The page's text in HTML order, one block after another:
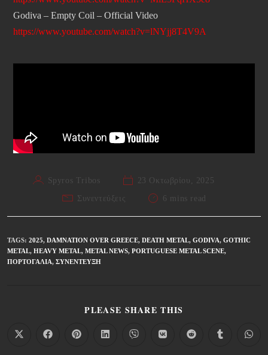
Godiva – Empty Coil – Official Video
https://www.youtube.com/watch?v=lNYjj8T4V9A
Spyros Tribos
23 Οκτωβρίου, 2025
Συνεντεύξεις
6 mins read
TAGS: 2025, DAMNATION OVER GREECE, DEATH METAL, GODIVA, GOTHIC
METAL, HEAVY METAL, METAL NEWS, PORTUGUESE METAL SCENE,
ΠΟΡΤΟΓΑΛΊΑ, ΣΥΝΈΝΤΕΥΞΗ
PLEASE SHARE THIS